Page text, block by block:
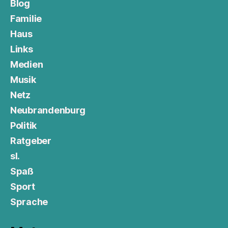
Blog
Familie
Haus
Links
Medien
Musik
Netz
Neubrandenburg
Politik
Ratgeber
sl.
Spaß
Sport
Sprache